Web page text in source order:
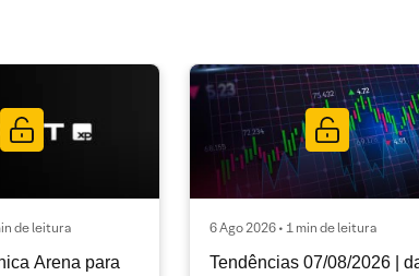
de leitura
Arena para
6 Ago 2026 • 1 min de leitura
Tendências 07/08/2026 |